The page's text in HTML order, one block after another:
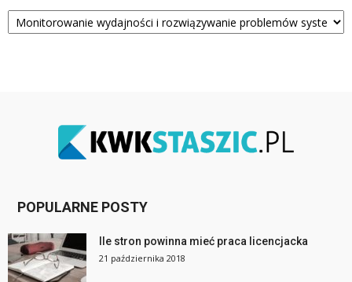
Kategorie
POPULARNE POSTY
Ile stron powinna mieć praca licencjacka
21 października 2018